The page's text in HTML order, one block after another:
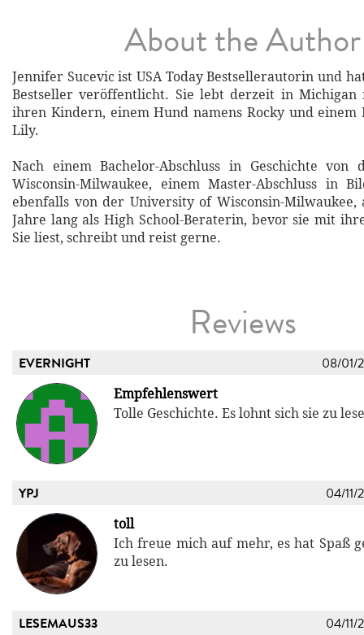
About the Author
Jennifer Sucevic ist USA Today Bestsellerautorin und
Bestseller veröffentlicht. Sie lebt derzeit in
ihren Kindern, einem Hund namens Rocky und einem
Lily.
Nach einem Bachelor-Abschluss in Geschichte von
Wisconsin-Milwaukee, einem Master-Abschluss in
ebenfalls von der University of Wisconsin-
Jahre lang als High School-Beraterin, bevor sie mit
Sie liest, schreibt und reist gerne.
Reviews
EVERNIGHT 08/01/
Empfehlenswert
Tolle Geschichte. Es lohnt sich sie zu
YPJ 04/11/
toll
Ich freue mich auf mehr, es hat Spaß
zu lesen.
LESEMAUS33 04/11/